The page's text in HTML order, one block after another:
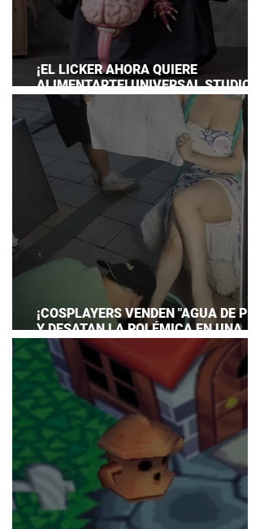
¡EL LICKER AHORA QUIERE
ALIMENTARTE! UNIVERSAL STUDIOS
JAPAN PRESENTA SU TERRORÍFICA
COLECCIÓN DE RESIDENT EVIL
¡COSPLAYERS VENDEN "AGUA DE
Y DESATAN LA POLÉMICA EN UNA
CONVENCIÓN DE ANIME!